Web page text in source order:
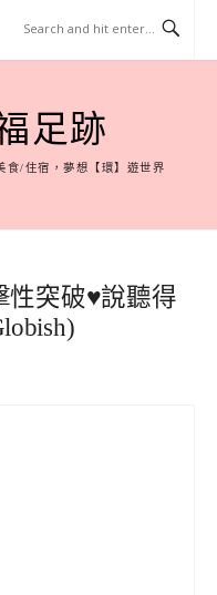
足跡
食/住宿，夢想【環】遊世界
性突破♥說聽得